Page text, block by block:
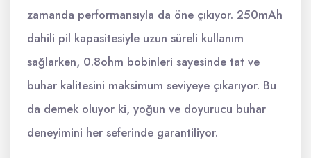
zamanda performansıyla da öne çıkıyor. 250mAh
dahili pil kapasitesiyle uzun süreli kullanım
sağlarken, 0.8ohm bobinleri sayesinde tat ve
buhar kalitesini maksimum seviyeye çıkarıyor. Bu
da demek oluyor ki, yoğun ve doyurucu buhar
deneyimini her seferinde garantiliyor.